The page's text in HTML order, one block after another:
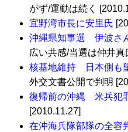
がず/運動は続く
宜野湾市長に安里氏
沖縄県知事選 伊波さ
広い共感/当選は仲井真
核基地維持 日本側も
外交文書公開で判明
復帰前の沖縄 米兵犯
[2010.11.27]
在沖海兵隊部隊の全容